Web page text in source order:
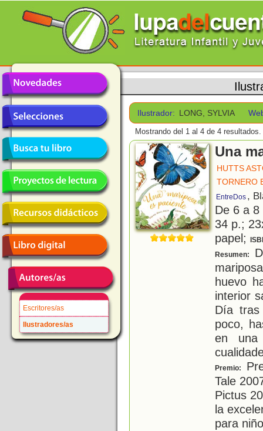
Escritores/as
Ilustradores/as
Ilustrador: LONG, SYLVIA
Mostrando del 1 al 4 de 4 resultados.
Una
HUTTS
TORNERO
EntreDos ,
De 6 a
34 p.;
papel;
Resumen:
huevo
interior
Día
poco,
en una
Premio:
Tale
Pictus
la
para